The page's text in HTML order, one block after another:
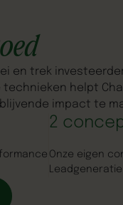
en trek
helpt
impact te
2
Onze eigen